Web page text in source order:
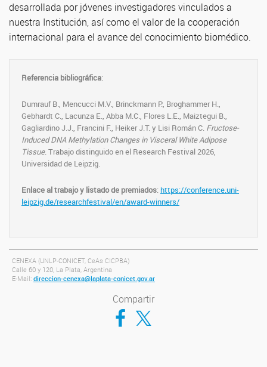
desarrollada por jóvenes investigadores vinculados a
nuestra Institución, así como el valor de la cooperación
internacional para el avance del conocimiento biomédico.
Referencia bibliográfica:
Dumrauf B., Mencucci M.V., Brinckmann P., Broghammer H.,
Gebhardt C., Lacunza E., Abba M.C., Flores L.E., Maiztegui B.,
Gagliardino J.J., Francini F., Heiker J.T. y Lisi Román C. Fructose-
Induced DNA Methylation Changes in Visceral White Adipose
Tissue. Trabajo distinguido en el Research Festival 2026,
Universidad de Leipzig.
Enlace al trabajo y listado de premiados: https://conference.uni-
leipzig.de/researchfestival/en/award-winners/
CENEXA (UNLP-CONICET, CeAs CICPBA)
Calle 60 y 120, La Plata, Argentina
E-Mail: direccion-cenexa@laplata-conicet.gov.ar
Compartir
Compartir en Facebook
Compartir en Twitter